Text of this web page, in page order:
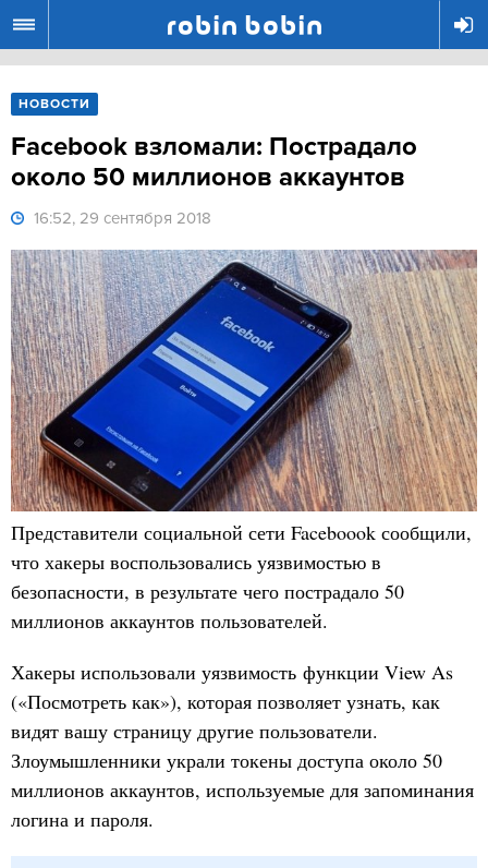
НОВОСТИ
Facebook взломали: Пострадало
около 50 миллионов аккаунтов
16:52, 29 сентября 2018
Представители социальной сети Faceboook сообщили,
что хакеры воспользовались уязвимостью в
безопасности, в результате чего пострадало 50
миллионов аккаунтов пользователей.
Хакеры использовали уязвимость функции View As
(«Посмотреть как»), которая позволяет узнать, как
видят вашу страницу другие пользователи.
Злоумышленники украли токены доступа около 50
миллионов аккаунтов, используемые для запоминания
логина и пароля.